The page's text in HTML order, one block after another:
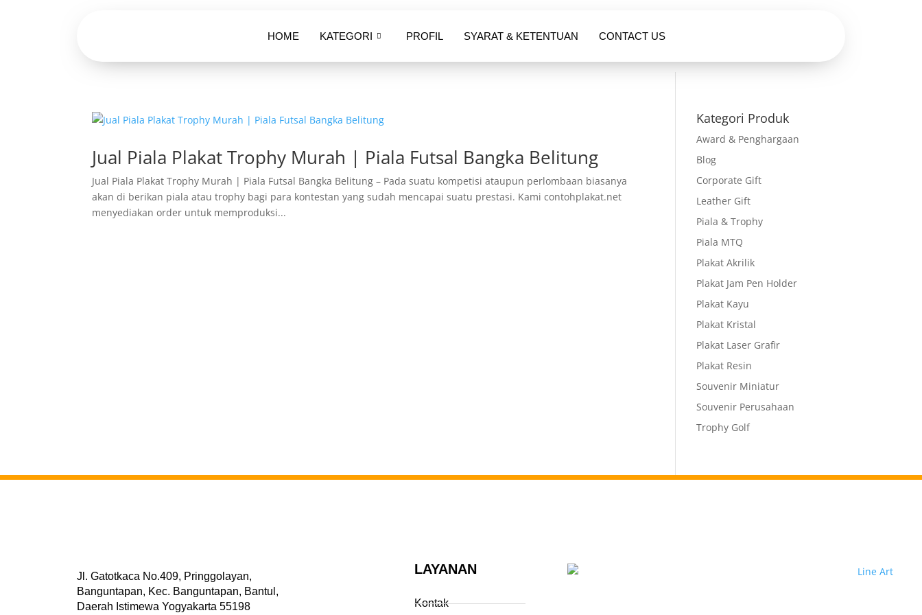
HOME KATEGORI PROFIL SYARAT & KETENTUAN CONTACT US
Jual Piala Plakat Trophy Murah | Piala Futsal Bangka Belitung
Jual Piala Plakat Trophy Murah | Piala Futsal Bangka Belitung – Pada suatu kompetisi ataupun perlombaan biasanya
akan di berikan piala atau trophy bagi para kontestan yang sudah mencapai suatu prestasi. Kami contohplakat.net
menyediakan order untuk memproduksi...
Kategori Produk
Award & Penghargaan
Blog
Corporate Gift
Leather Gift
Piala & Trophy
Piala MTQ
Plakat Akrilik
Plakat Jam Pen Holder
Plakat Kayu
Plakat Kristal
Plakat Laser Grafir
Plakat Resin
Souvenir Miniatur
Souvenir Perusahaan
Trophy Golf
Jl. Gatotkaca No.409, Pringgolayan,
Banguntapan, Kec. Banguntapan, Bantul,
Daerah Istimewa Yogyakarta 55198
LAYANAN
Kontak